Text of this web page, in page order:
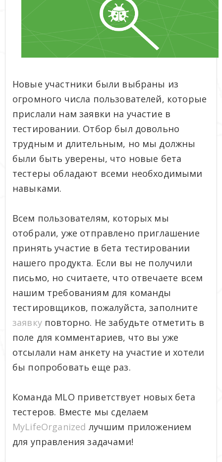
Новые участники были выбраны из
огромного числа пользователей, которые
прислали нам заявки на участие в
тестировании. Отбор был довольно
трудным и длительным, но мы должны
были быть уверены, что новые бета
тестеры обладают всеми необходимыми
навыками.
Всем пользователям, которых мы
отобрали, уже отправлено приглашение
принять участие в бета тестировании
нашего продукта. Если вы не получили
письмо, но считаете, что отвечаете всем
нашим требованиям для команды
тестировщиков, пожалуйста, заполните
заявкуповторно. Не забудьте отметить в
поле для комментариев, что вы уже
отсылали нам анкету на участие и хотели
бы попробовать еще раз.
Команда MLO приветствует новых бета
тестеров. Вместе мы сделаем
MyLifeOrganized лучшим приложением
для управления задачами!